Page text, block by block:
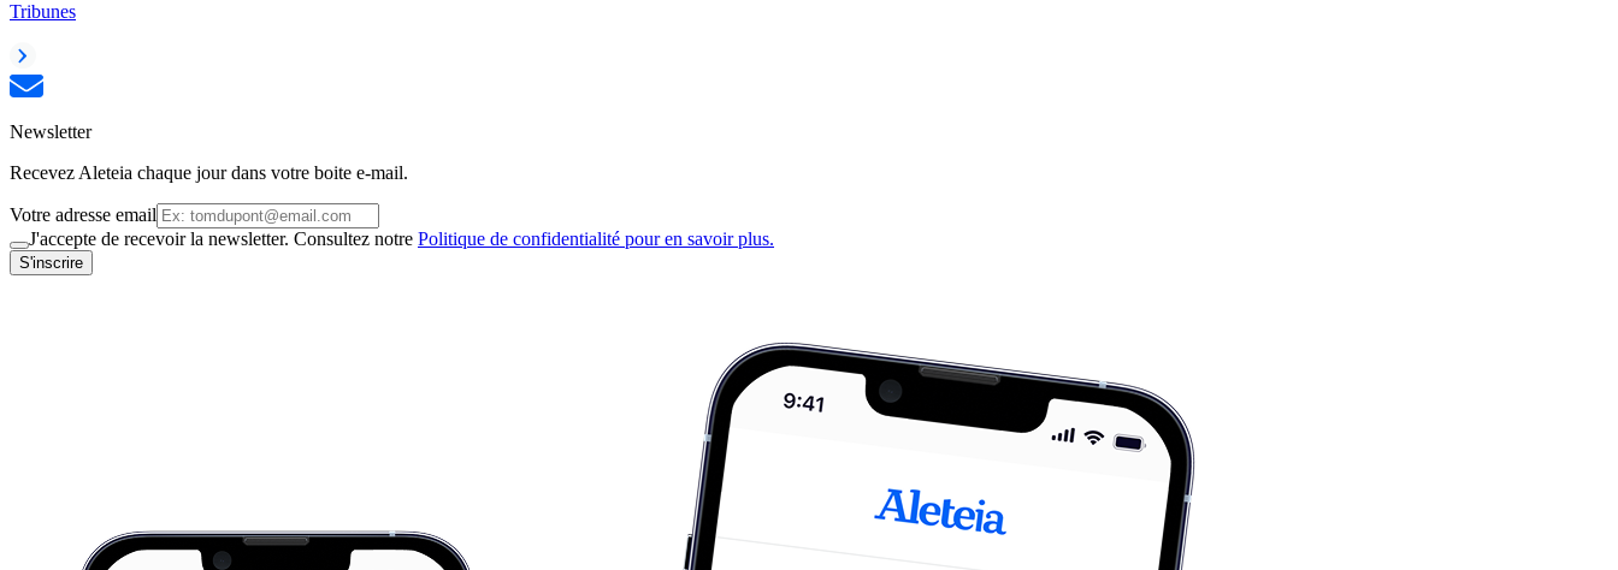
Tribunes
Newsletter
Recevez Aleteia chaque jour dans votre boite e-mail.
Votre adresse email
J'accepte de recevoir la newsletter. Consultez notre Politique de confidentialité pour en savoir plus.
S'inscrire